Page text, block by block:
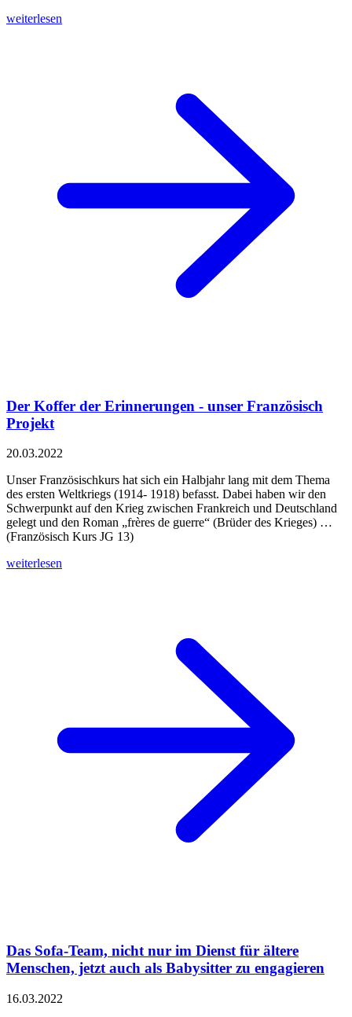
weiterlesen
Der Koffer der Erinnerungen - unser Französisch
Projekt
20.03.2022
Unser Französischkurs hat sich ein Halbjahr lang mit dem Thema
des ersten Weltkriegs (1914- 1918) befasst. Dabei haben wir den
Schwerpunkt auf den Krieg zwischen Frankreich und Deutschland
gelegt und den Roman „frères de guerre“ (Brüder des Krieges) …
(Französisch Kurs JG 13)
weiterlesen
Das Sofa-Team, nicht nur im Dienst für ältere
Menschen, jetzt auch als Babysitter zu engagieren
16.03.2022